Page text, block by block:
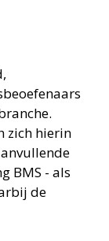
zich hierin
BMS - als
de